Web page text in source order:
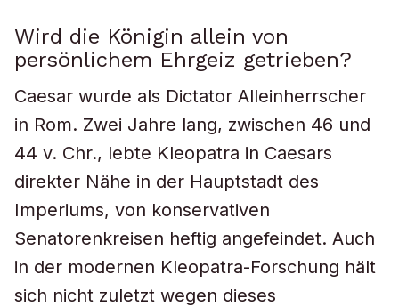
Wird die Königin allein von
persönlichem Ehrgeiz getrieben?
Caesar wurde als Dictator Alleinherrscher
in Rom. Zwei Jahre lang, zwischen 46 und
44 v. Chr., lebte Kleopatra in Caesars
direkter Nähe in der Hauptstadt des
Imperiums, von konservativen
Senatorenkreisen heftig angefeindet. Auch
in der modernen Kleopatra-Forschung hält
sich nicht zuletzt wegen dieses